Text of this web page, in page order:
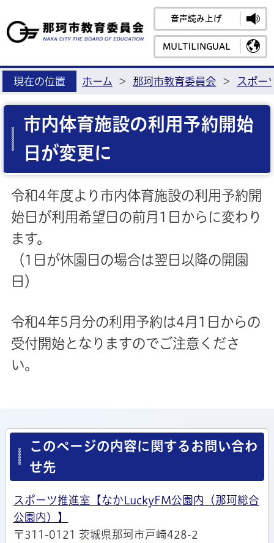
那珂市教
音声読み上げ
MULTILINGUAL
現在の位置 ホーム > 那珂市教育委員会 > スポー
市内体育施設の利用予約開始
日が変更に
令和4年度より市内体育施設の利用予約開
始日が利用希望日の前月1日からに変わり
ます。
（1日が休園日の場合は翌日以降の開園
日）
令和4年5月分の利用予約は4月1日からの
受付開始となりますのでご注意くださ
い。
このページの内容に関するお問い合わ
せ先
スポーツ推進室【なかLuckyFM公園内（那珂総合
公園内）】
〒311-0121 茨城県那珂市戸崎428-2